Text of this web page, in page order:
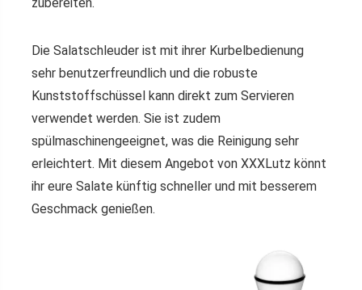
Die Salatschleuder ist mit ihrer Kurbelbedienung
sehr benutzerfreundlich und die robuste
Kunststoffschüssel kann direkt zum Servieren
verwendet werden. Sie ist zudem
spülmaschinengeeignet, was die Reinigung sehr
erleichtert. Mit diesem Angebot von XXXLutz könnt
ihr eure Salate künftig schneller und mit besserem
Geschmack genießen.